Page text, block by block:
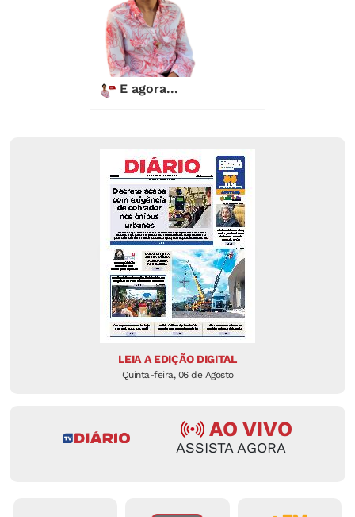
E agora...
LEIA A EDIÇÃO DIGITAL
Quinta-feira, 06 de Agosto
AO VIVO
ASSISTA AGORA